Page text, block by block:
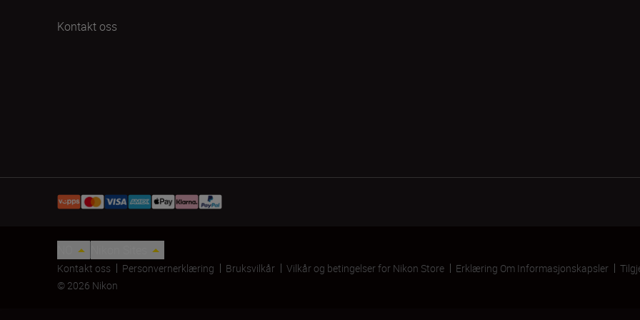
Kontakt oss
Kontakt oss Personvernerklæring Bruksvilkår Vilkår og betingelser for Nikon Store Erklæring Om Informasjonskapsler
© 2026 Nikon